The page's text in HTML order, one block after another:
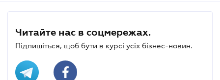
Читайте нас в соцмережах.
Підпишіться, щоб бути в курсі усіх бізнес-новин.